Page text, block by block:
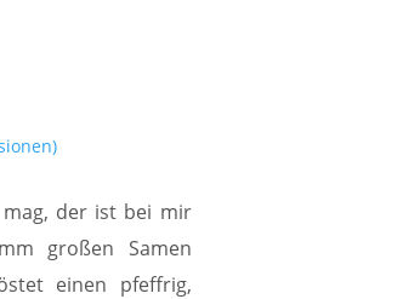
der ist bei mir
großen Samen
einen pfeffrig,